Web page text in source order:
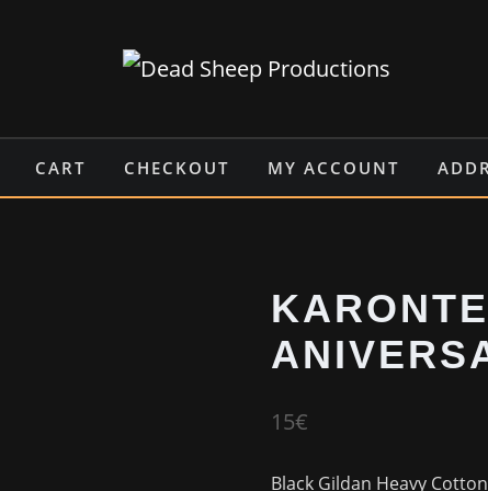
CART CHECKOUT MY ACCOUNT
15€
Black Gildan Heavy Cotton